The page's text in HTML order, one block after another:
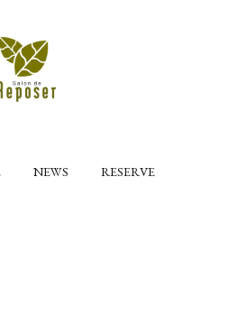
NEWS RESERVE